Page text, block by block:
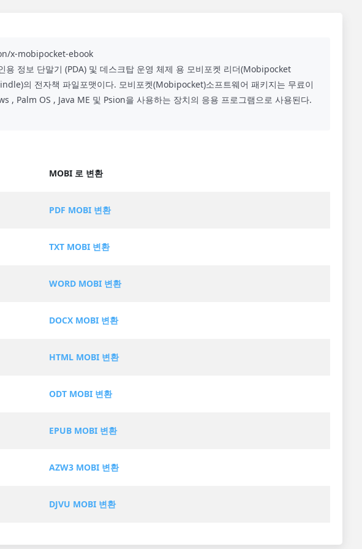
x-mobipocket-ebook
정보 단말기 (PDA) 및 데스크탑 운영 체제 용 모비포켓 리더(Mobipocket
의 전자책 파일포맷이다. 모비포켓(Mobipocket)소프트웨어 패키지는 무료이
Palm OS , Java ME 및 Psion을 사용하는 장치의 응용 프로그램으로 사용된다.
MOBI 로 변환
PDF MOBI 변환
TXT MOBI 변환
WORD MOBI 변환
DOCX MOBI 변환
HTML MOBI 변환
ODT MOBI 변환
EPUB MOBI 변환
AZW3 MOBI 변환
DJVU MOBI 변환